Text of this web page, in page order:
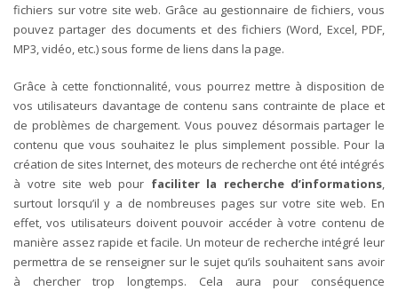
fichiers sur votre site web. Grâce au gestionnaire de fichiers, vous
pouvez partager des documents et des fichiers (Word, Excel, PDF,
MP3, vidéo, etc.) sous forme de liens dans la page.
Grâce à cette fonctionnalité, vous pourrez mettre à disposition de
vos utilisateurs davantage de contenu sans contrainte de place et
de problèmes de chargement. Vous pouvez désormais partager le
contenu que vous souhaitez le plus simplement possible.Pour la
création de sites Internet, des moteurs de recherche ont été intégrés
à votre site web pour faciliter la recherche d’informations,
surtout lorsqu’il y a de nombreuses pages sur votre site web. En
effet, vos utilisateurs doivent pouvoir accéder à votre contenu de
manière assez rapide et facile. Un moteur de recherche intégré leur
permettra de se renseigner sur le sujet qu’ils souhaitent sans avoir
à chercher trop longtemps. Cela aura pour conséquence